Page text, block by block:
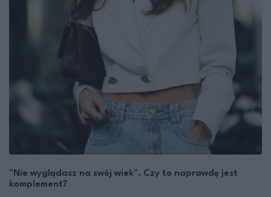
"Nie wyglądasz na swój wiek". Czy to naprawdę jest
komplement?